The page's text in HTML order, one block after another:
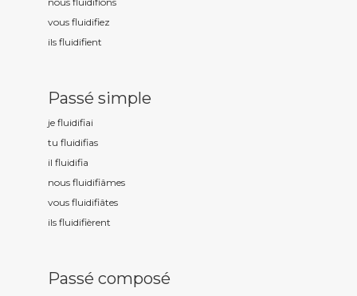
vous fluidifiez
ils fluidifient
Passé simple
je fluidifiai
tu fluidifias
il fluidifia
nous fluidifiâmes
vous fluidifiâtes
ils fluidifièrent
Passé composé